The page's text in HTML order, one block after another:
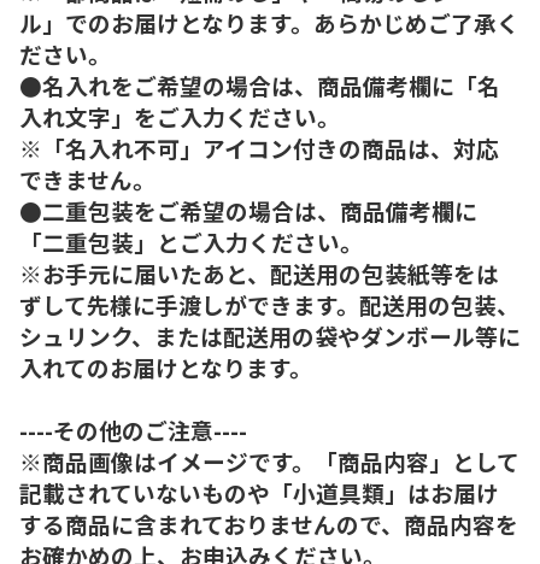
ル」でのお届けとなります。あらかじめご了承く
ださい。
●名入れをご希望の場合は、商品備考欄に「名
入れ文字」をご入力ください。
※「名入れ不可」アイコン付きの商品は、対応
できません。
●二重包装をご希望の場合は、商品備考欄に
「二重包装」とご入力ください。
※お手元に届いたあと、配送用の包装紙等をは
ずして先様に手渡しができます。配送用の包装、
シュリンク、または配送用の袋やダンボール等に
入れてのお届けとなります。
----その他のご注意----
※商品画像はイメージです。「商品内容」として
記載されていないものや「小道具類」はお届け
する商品に含まれておりませんので、商品内容を
お確かめの上、お申込みください。